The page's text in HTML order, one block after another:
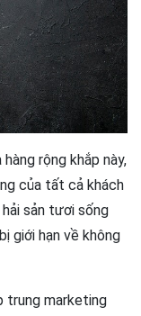
rộng khắp này,
của tất cả khách
sản tươi sống
giới hạn về không
trung marketing